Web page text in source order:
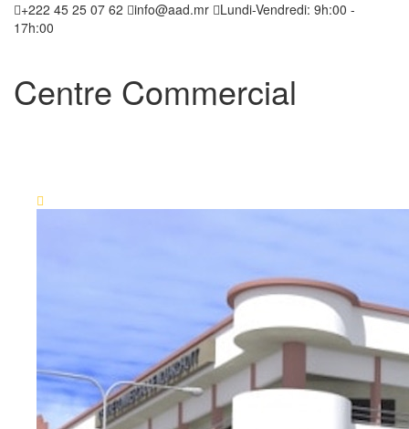
+222 45 25 07 62 info@aad.mr
Lundi-Vendredi: 9h:00 -
17h:00
Centre Commercial